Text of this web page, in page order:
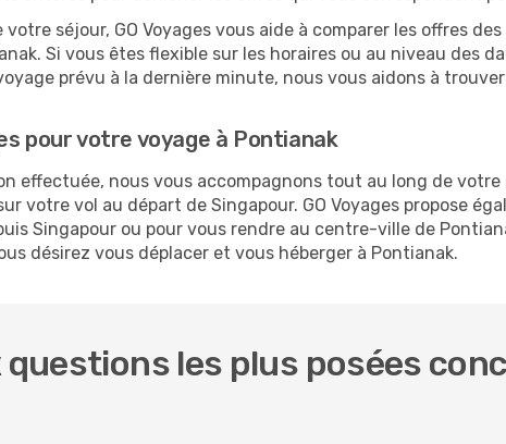
votre séjour, GO Voyages vous aide à comparer les offres
Si vous êtes flexible sur les horaires ou au niveau des
prévu à la dernière minute, nous vous aidons à
pour votre voyage à Pontianak
effectuée, nous vous accompagnons tout au long de
votre vol au départ de Singapour. GO Voyages propose
Singapour ou pour vous rendre au centre-ville de
désirez vous déplacer et vous héberger à Pontianak.
questions les plus posées